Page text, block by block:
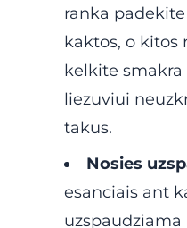
ranka
kaktos, o kitos
kelkite smakra
liezuviui
takus.
Nosies
esanciais ant